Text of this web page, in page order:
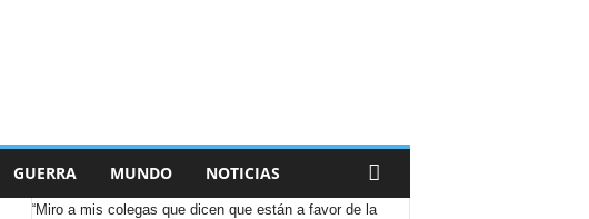
GUERRA MUNDO NOTICIAS
“Miro a mis colegas que dicen que están a favor de la